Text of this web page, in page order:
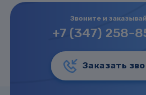
Звоните и
+7 (347) 258-
Заказать